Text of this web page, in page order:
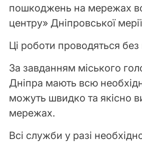
пошкоджень на мережах
центру» Дніпровської
Ці роботи проводяться
За завданням міського
Дніпра мають всю
можуть швидко та якісно
мережах.
Всі служби у разі